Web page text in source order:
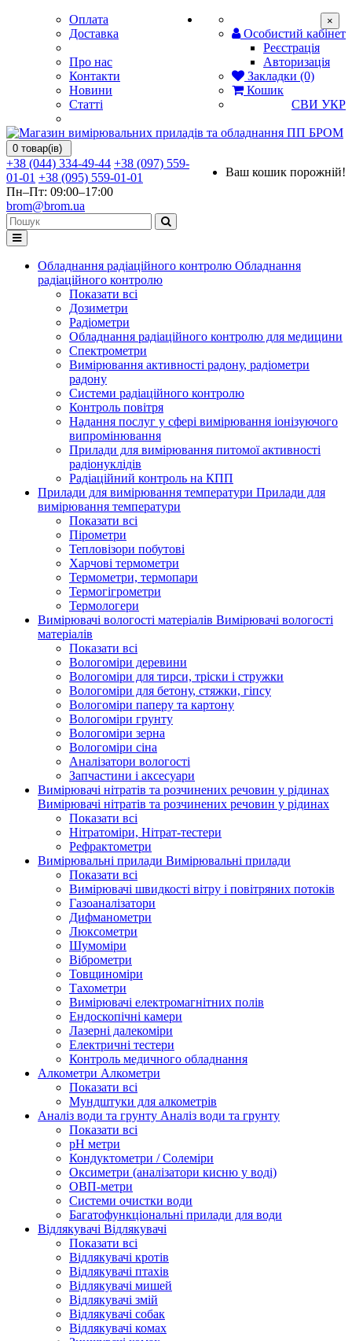
Оплата
Доставка
Про нас
Контакти
Новини
Статті
Особистий кабінет
Реєстрація
Авторизація
Закладки (0)
Кошик
СВИ УКР
0 товар(ів)
Ваш кошик порожній!
+38 (044) 334-49-44 +38 (097) 559-
01-01 +38 (095) 559-01-01
Пн–Пт: 09:00–17:00
brom@brom.ua
Обладнання радіаційного контролю Обладнання
радіаційного контролю
Показати всі
Дозиметри
Радіометри
Обладнання радіаційного контролю для медицини
Спектрометри
Вимірювання активності радону, радіометри
радону
Системи радіаційного контролю
Контроль повітря
Надання послуг у сфері вимірювання іонізуючого
випромінювання
Прилади для вимірювання питомої активності
радіонуклідів
Радіаційний контроль на КПП
Прилади для вимірювання температури Прилади для
вимірювання температури
Показати всі
Пірометри
Тепловізори побутові
Харчові термометри
Термометри, термопари
Термогігрометри
Термологери
Вимірювачі вологості матеріалів Вимірювачі вологості
матеріалів
Показати всі
Вологоміри деревини
Вологоміри для тирси, тріски і стружки
Вологоміри для бетону, стяжки, гіпсу
Вологоміри паперу та картону
Вологоміри грунту
Вологоміри зерна
Вологоміри сіна
Аналізатори вологості
Запчастини і аксесуари
Вимірювачі нітратів та розчинених речовин у рідинах
Вимірювачі нітратів та розчинених речовин у рідинах
Показати всі
Нітратоміри, Нітрат-тестери
Рефрактометри
Вимірювальні прилади Вимірювальні прилади
Показати всі
Вимірювачі швидкості вітру і повітряних потоків
Газоаналізатори
Дифманометри
Люксометри
Шумоміри
Віброметри
Товщиноміри
Тахометри
Вимірювачі електромагнітних полів
Ендоскопічні камери
Лазерні далекоміри
Електричні тестери
Контроль медичного обладнання
Алкометри Алкометри
Показати всі
Мундштуки для алкометрів
Аналіз води та грунту Аналіз води та грунту
Показати всі
рН метри
Кондуктометри / Солеміри
Оксиметри (аналізатори кисню у воді)
ОВП-метри
Системи очистки води
Багатофункціональні прилади для води
Відлякувачі Відлякувачі
Показати всі
Відлякувачі кротів
Відлякувачі птахів
Відлякувачі мишей
Відлякувачі змій
Відлякувачі собак
Відлякувачі комах
×